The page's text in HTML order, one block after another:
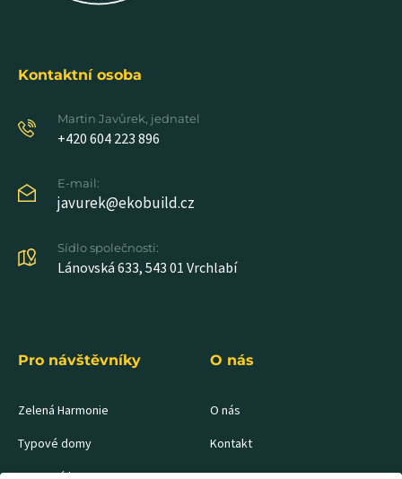
Kontaktní osoba
Martin Javůrek, jednatel
+420 604 223 896
E-mail:
javurek@ekobuild.cz
Sídlo společnosti:
Lánovská 633, 543 01 Vrchlabí​
Pro návštěvníky
Zelená Harmonie
Typové domy
O nás
O nás
Kontakt